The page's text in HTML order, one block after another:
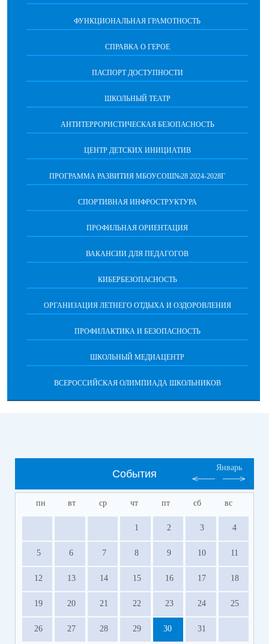
ФУНКЦИОНАЛЬНАЯ ГРАМОТНОСТЬ
СПРАВКА О ГЕРОЕ
ПАСПОРТ ДОСТУПНОСТИ
ШКОЛЬНЫЙ ТЕАТР
АНТИТЕРРОРИСТИЧЕСКАЯ БЕЗОПАСНОСТЬ
ЦЕНТР ДЕТСКИХ ИНИЦИАТИВ
ПРОГРАММА РАЗВИТИЯ МБОУСОШ№28 2024-2028Г
СПОРТИВНАЯ ИНФРОСТРУКТУРА
ПРОФИЛЬНАЯ ОРИЕНТАЦИЯ
ВАКАНСИИ ДЛЯ ПЕДАГОГОВ
КИБЕРБЕЗОПАСНОСТЬ
ОРГАНИЗАЦИЯ ЛЕТНЕГО ОТДЫХА И ОЗДОРОВЛЕНИЯ
ПРОФИЛАКТИКА И БЕЗОПАСНОСТЬ
ШКОЛЬНЫЙ МЕДИАЦЕНТР
ВСЕРОССИЙСКАЯ ОЛИМПИАДА ШКОЛЬНИКОВ
События
Январь
пн вт ср чт пт сб вс
1 2 3 4
5 6 7 8 9 10 11
12 13 14 15 16 17 18
19 20 21 22 23 24 25
26 27 28 29 30 31